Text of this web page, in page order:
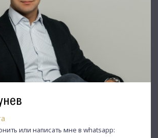
или написать мне в whatsapp: